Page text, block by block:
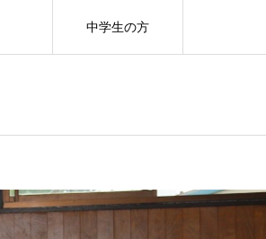
中学生の方